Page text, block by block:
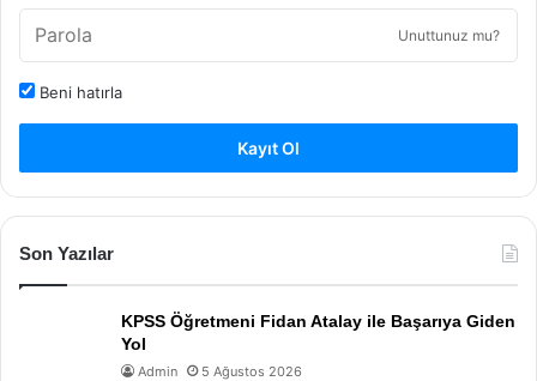
Unuttunuz mu?
Beni hatırla
Kayıt Ol
Son Yazılar
KPSS Öğretmeni Fidan Atalay ile Başarıya Giden
Yol
Admin 5 Ağustos 2026